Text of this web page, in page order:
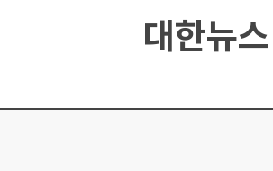
대한뉴스